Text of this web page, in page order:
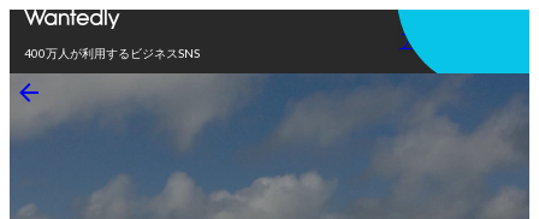
400万人が利用するビジネスSNS
アプリを使う